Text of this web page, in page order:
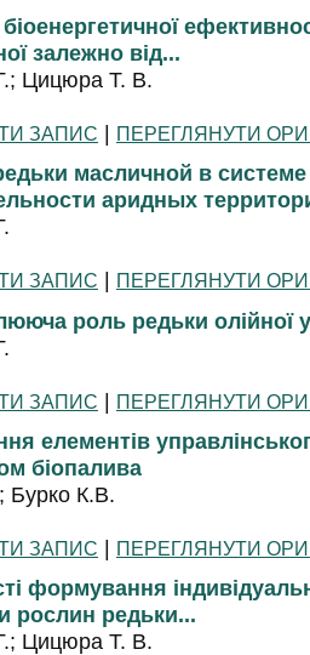
залежно від...
Цицюра Т. В.
ЗАПИС | ПЕРЕГЛЯНУТИ
масличной в
аридных
ЗАПИС | ПЕРЕГЛЯНУТИ
роль редьки олійної
ЗАПИС | ПЕРЕГЛЯНУТИ
елементів
біопалива
Бурко К.В.
ЗАПИС | ПЕРЕГЛЯНУТИ
формування
рослин редьки...
Цицюра Т. В.